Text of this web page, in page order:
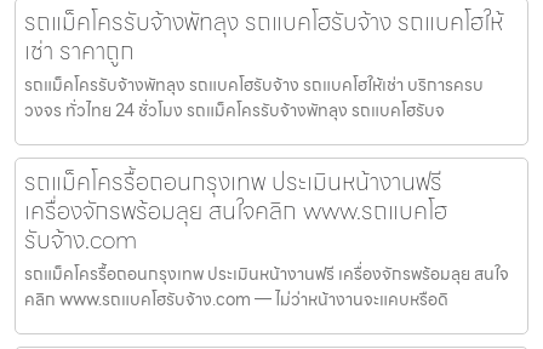
รถแม็คโครรับจ้างพัทลุง รถแบคโฮรับจ้าง รถแบคโฮให้
เช่า ราคาถูก
รถแม็คโครรับจ้างพัทลุง รถแบคโฮรับจ้าง รถแบคโฮให้เช่า บริการครบ
วงจร ทั่วไทย 24 ชั่วโมง รถแม็คโครรับจ้างพัทลุง รถแบคโฮรับจ
รถแม็คโครรื้อถอนกรุงเทพ ประเมินหน้างานฟรี
เครื่องจักรพร้อมลุย สนใจคลิก www.รถแบคโฮ
รับจ้าง.com
รถแม็คโครรื้อถอนกรุงเทพ ประเมินหน้างานฟรี เครื่องจักรพร้อมลุย สนใจ
คลิก www.รถแบคโฮรับจ้าง.com — ไม่ว่าหน้างานจะแคบหรือดิ